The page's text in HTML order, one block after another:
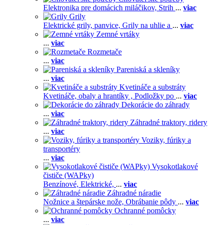
Elektronika pre domácich miláčikov, Strih ... viac
Grily
Elektrické grily, panvice, Grily na uhlie a ... viac
Zemné vrtáky
... viac
Rozmetače
... viac
Pareniská a skleníky
... viac
Kvetináče a substráty
Kvetináče, obaly a hrantíky , Podložky po ... viac
Dekorácie do záhrady
... viac
Záhradné traktory, ridery
... viac
Voziky, fúriky a
transportéry
... viac
Vysokotlakové
čističe (WAPky)
Benzínové, Elektrické, ... viac
Záhradné náradie
Nožnice a štepárske nože, Obrábanie pôdy ... viac
Ochranné pomôcky
... viac